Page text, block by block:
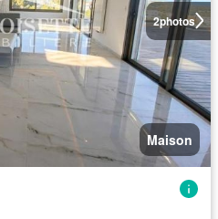
2photos
Maison